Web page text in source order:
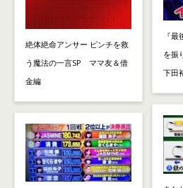
絶体絶命アンサー ピンチを救
う魔法の一言SP ママ友＆借
金編
『
を振
下田